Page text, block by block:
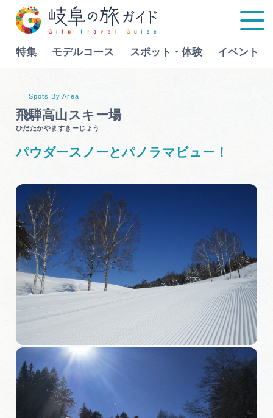
特集 モデルコース スポット・体験 イベント
スポット・体験
イベント
グルメ
旅の予約
インフォメーション
ぎふ旅レポーター記事
Language
行きたいリストを見る
飛騨高山スキー場
ひだたかやますきーじょう
パウダースノーとパノラマビュー！